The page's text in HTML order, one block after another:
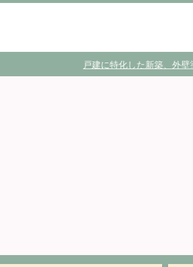
戸建に特化した新築、外壁塗装の